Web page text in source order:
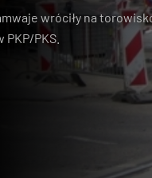
wróciły na
PKS.